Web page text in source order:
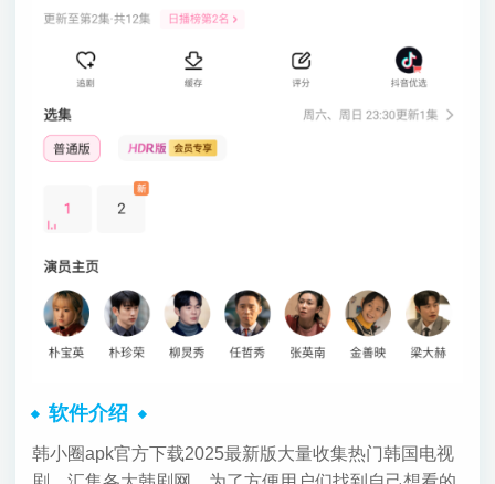
软件介绍
韩小圈apk官方下载2025最新版大量收集热门韩国电视